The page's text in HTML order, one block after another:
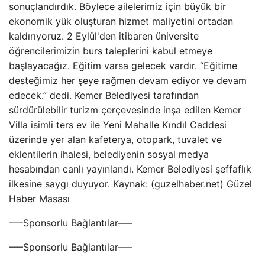
sonuçlandırdık. Böylece ailelerimiz için büyük bir
ekonomik yük oluşturan hizmet maliyetini ortadan
kaldırıyoruz. 2 Eylül'den itibaren üniversite
öğrencilerimizin burs taleplerini kabul etmeye
başlayacağız. Eğitim varsa gelecek vardır. “Eğitime
desteğimiz her şeye rağmen devam ediyor ve devam
edecek.” dedi. Kemer Belediyesi tarafından
sürdürülebilir turizm çerçevesinde inşa edilen Kemer
Villa isimli ters ev ile Yeni Mahalle Kındıl Caddesi
üzerinde yer alan kafeterya, otopark, tuvalet ve
eklentilerin ihalesi, belediyenin sosyal medya
hesabından canlı yayınlandı. Kemer Belediyesi şeffaflık
ilkesine saygı duyuyor. Kaynak: (guzelhaber.net) Güzel
Haber Masası
—–Sponsorlu Bağlantılar—–
—–Sponsorlu Bağlantılar—–